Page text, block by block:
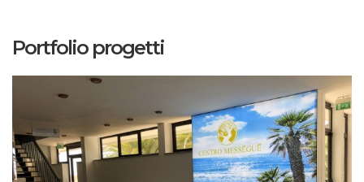
Portfolio progetti